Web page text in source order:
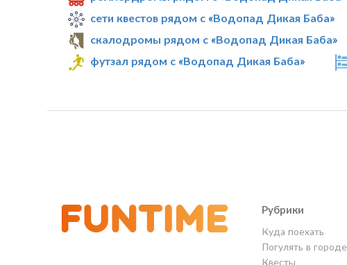
сети квестов рядом с «Водопад Дикая Баба»
скалодромы рядом с «Водопад Дикая Баба»
футзал рядом с «Водопад Дикая Баба»
Рубрики
Куда поехать
Погулять в городе
Квесты